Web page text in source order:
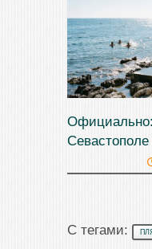
С тегами: